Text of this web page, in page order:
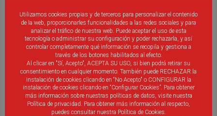
No Se Han Encontrado Publicaciones Relacionadas.
Debes seridentificadointroducir un comentario.
Utilizamos cookies propias y de terceros para personalizar el contenido
de la web, proporcionarles funcionalidades a las redes sociales y para
analizar el tráfico de nuestra web. Puede aceptar el uso de esta
tecnología o administrar su configuración y poder rechazarla, y así
controlar completamente qué información se recopila y gestiona a
través de los botones habilitados al efecto.
Al clicar en "Sí, Acepto", ACEPTA SU USO, si bien podrá retirar su
consentimiento en cualquier momento. También puede RECHAZAR la
instalación de cookies clicando en “No Acepto" o CONFIGURAR la
instalación de cookies clicando en “Configurar Cookies”. Para obtener
más información sobre nuestras políticas de datos, visite nuestra
Política de privacidad. Para obtener más información al respecto,
puedes consultar nuestra Política de Cookies.